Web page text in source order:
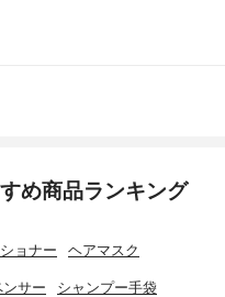
め商品ランキング
ョナー ヘアマスク
サー シャンプー手袋